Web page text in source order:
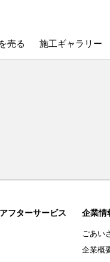
売る 施工ギャラリー
アフターサービス 企業情
ごあい
企業概